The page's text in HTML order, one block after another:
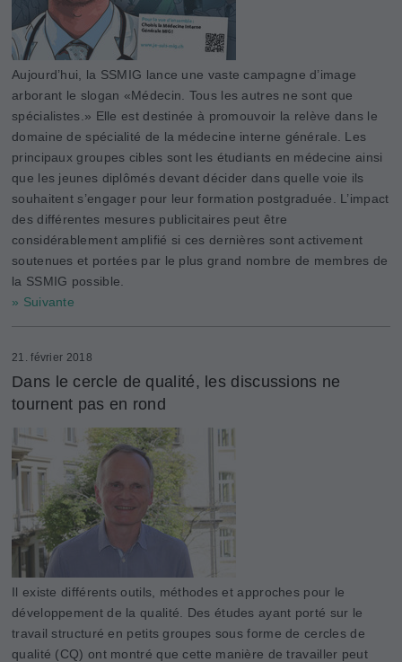
Aujourd’hui, la SSMIG lance une vaste campagne d’image
arborant le slogan «Médecin. Tous les autres ne sont que
spécialistes.» Elle est destinée à promouvoir la relève dans le
domaine de spécialité de la médecine interne générale. Les
principaux groupes cibles sont les étudiants en médecine ainsi
que les jeunes diplômés devant décider dans quelle voie ils
souhaitent s’engager pour leur formation postgraduée. L’impact
des différentes mesures publicitaires peut être
considérablement amplifié si ces dernières sont activement
soutenues et portées par le plus grand nombre de membres de
la SSMIG possible.
» Suivante
21. février 2018
Dans le cercle de qualité, les discussions ne
tournent pas en rond
Il existe différents outils, méthodes et approches pour le
développement de la qualité. Des études ayant porté sur le
travail structuré en petits groupes sous forme de cercles de
qualité (CQ) ont montré que cette manière de travailler peut